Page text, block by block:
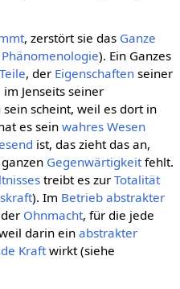
, zerstört sie das Ganze
Phänomenologie). Ein Ganzes
Teile, der Eigenschaftenseiner
Jenseits seiner
sein scheint, weil es dort in
es sein wahres Wesen
ist, das zieht das an,
Gegenwärtigkeitfehlt.
treibt es zur Totalität
). Im Betrieb abstrakter
Ohnmacht, für die jede
darin ein abstrakter
Kraftwirkt (siehe